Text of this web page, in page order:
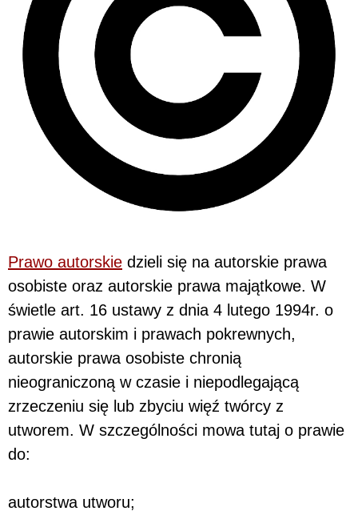
Prawo autorskie dzieli się na autorskie prawa
osobiste oraz autorskie prawa majątkowe. W
świetle art. 16 ustawy z dnia 4 lutego 1994r. o
prawie autorskim i prawach pokrewnych,
autorskie prawa osobiste chronią
nieograniczoną w czasie i niepodlegającą
zrzeczeniu się lub zbyciu więź twórcy z
utworem. W szczególności mowa tutaj o prawie
do:
autorstwa utworu;